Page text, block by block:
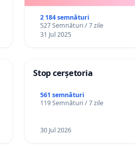
2 184 semnături
527 Semnături / 7 zile
31 Jul 2025
Stop cerșetoria
561 semnături
119 Semnături / 7 zile
30 Jul 2026